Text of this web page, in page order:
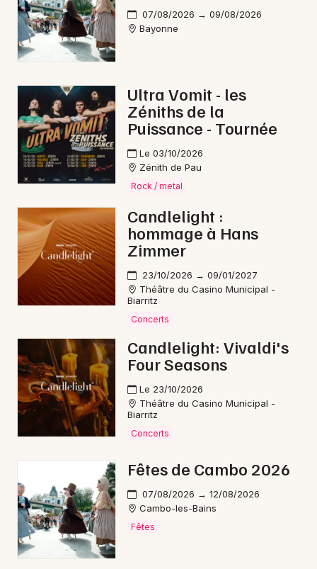
07/08/2026 → 09/08/2026
Bayonne
Ultra Vomit - les
Zéniths de la
Puissance - Tournée
Le 03/10/2026
Zénith de Pau
Rock / metal
Candlelight :
hommage à Hans
Zimmer
23/10/2026 → 09/01/2027
Théâtre du Casino Municipal -
Biarritz
Concerts
Candlelight: Vivaldi's
Four Seasons
Le 23/10/2026
Théâtre du Casino Municipal -
Biarritz
Concerts
Fêtes de Cambo 2026
07/08/2026 → 12/08/2026
Cambo-les-Bains
Fêtes